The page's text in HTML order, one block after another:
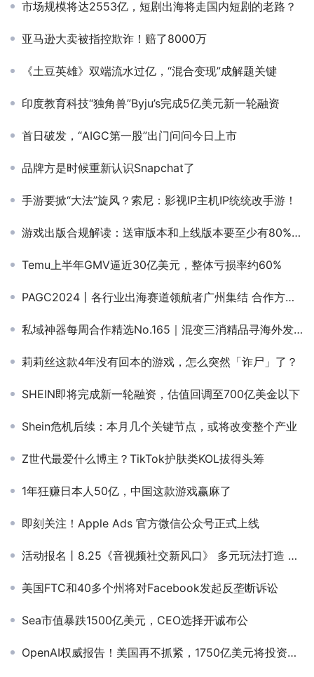
市场规模将达2553亿，短剧出海将走国内短剧的老路？
亚马逊大卖被指控欺诈！赔了8000万
《土豆英雄》双端流水过亿，“混合变现”成解题关键
印度教育科技“独角兽”Byju’s完成5亿美元新一轮融资
首日破发，“AIGC第一股”出门问问今日上市
品牌方是时候重新认识Snapchat了
手游要掀“大法”旋风？索尼：影视IP主机IP统统改手游！
游戏出版合规解读：送审版本和上线版本要至少有80%重合度
Temu上半年GMV逼近30亿美元，整体亏损率约60%
PAGC2024丨各行业出海赛道领航者广州集结 合作方企业名单今日先睹为快！
私域神器每周合作精选No.165｜混变三消精品寻海外发行；海外发行寻休闲产品；找会做AI制作方合作；寻漫剧承制方合作
莉莉丝这款4年没有回本的游戏，怎么突然「诈尸」了？
SHEIN即将完成新一轮融资，估值回调至700亿美金以下
Shein危机后续：本月几个关键节点，或将改变整个产业
Z世代最爱什么博主？TikTok护肤类KOL拔得头筹
1年狂赚日本人50亿，中国这款游戏赢麻了
即刻关注！Apple Ads 官方微信公众号正式上线
活动报名丨8.25《音视频社交新风口》 多元玩法打造 沉浸式音频社交
美国FTC和40多个州将对Facebook发起反垄断诉讼
Sea市值暴跌1500亿美元，CEO选择开诚布公
OpenAI权威报告！美国再不抓紧，1750亿美元将投资中国